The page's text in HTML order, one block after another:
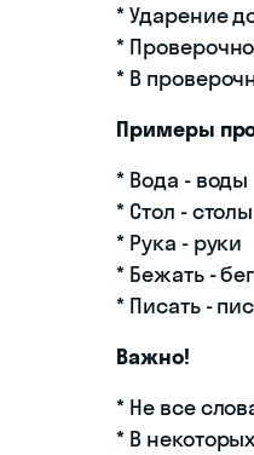
* Ударение
*
* В
Примеры
* Вода - воды
* Стол - столы
* Рука - руки
* Бежать - бег
* Писать -
Важно!
* Не все
* В